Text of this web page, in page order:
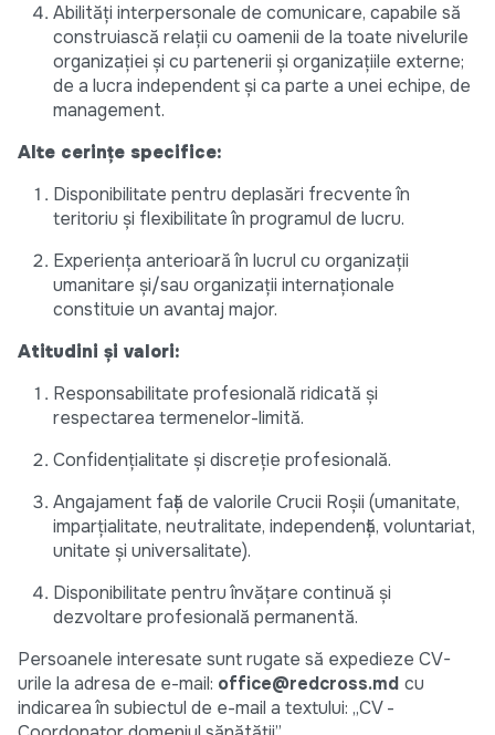
Abilități interpersonale de comunicare, capabile să
construiască relații cu oamenii de la toate nivelurile
organizației și cu partenerii și organizațiile externe;
de a lucra independent și ca parte a unei echipe, de
management.
Alte cerințe specifice:
Disponibilitate pentru deplasări frecvente în
teritoriu și flexibilitate în programul de lucru.
Experiența anterioară în lucrul cu organizații
umanitare și/sau organizații internaționale
constituie un avantaj major.
Atitudini și valori:
Responsabilitate profesională ridicată și
respectarea termenelor-limită.
Confidențialitate și discreție profesională.
Angajament față de valorile Crucii Roșii (umanitate,
imparțialitate, neutralitate, independență, voluntariat,
unitate și universalitate).
Disponibilitate pentru învățare continuă și
dezvoltare profesională permanentă.
Persoanele interesate sunt rugate să expedieze CV-
urile la adresa de e-mail: office@redcross.md cu
indicarea în subiectul de e-mail a textului: „CV -